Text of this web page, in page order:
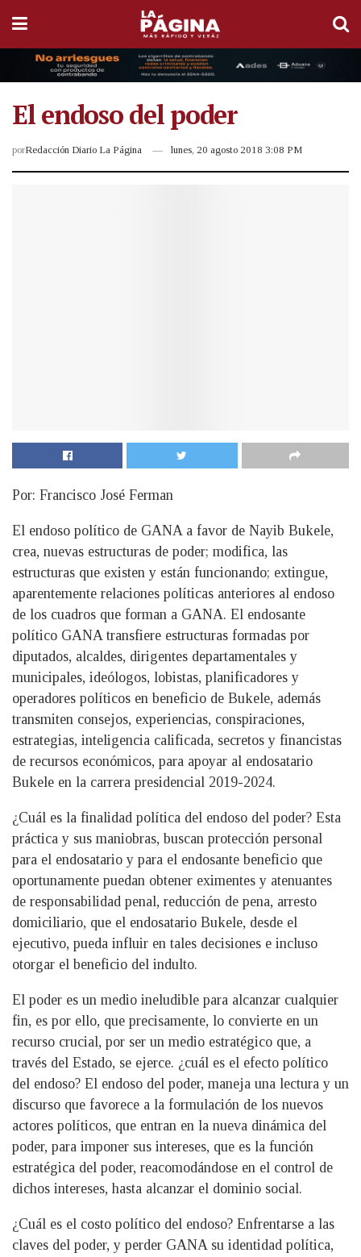
El endoso del poder
porRedacción Diario La Página lunes, 20 agosto 2018 3:08 PM
Por: Francisco José Ferman
El endoso político de GANA a favor de Nayib Bukele,
crea, nuevas estructuras de poder; modifica, las
estructuras que existen y están funcionando; extingue,
aparentemente relaciones políticas anteriores al endoso
de los cuadros que forman a GANA. El endosante
político GANA transfiere estructuras formadas por
diputados, alcaldes, dirigentes departamentales y
municipales, ideólogos, lobistas, planificadores y
operadores políticos en beneficio de Bukele, además
transmiten consejos, experiencias, conspiraciones,
estrategias, inteligencia calificada, secretos y financistas
de recursos económicos, para apoyar al endosatario
Bukele en la carrera presidencial 2019-2024.
¿Cuál es la finalidad política del endoso del poder? Esta
práctica y sus maniobras, buscan protección personal
para el endosatario y para el endosante beneficio que
oportunamente puedan obtener eximentes y atenuantes
de responsabilidad penal, reducción de pena, arresto
domiciliario, que el endosatario Bukele, desde el
ejecutivo, pueda influir en tales decisiones e incluso
otorgar el beneficio del indulto.
El poder es un medio ineludible para alcanzar cualquier
fin, es por ello, que precisamente, lo convierte en un
recurso crucial, por ser un medio estratégico que, a
través del Estado, se ejerce. ¿cuál es el efecto político
del endoso? El endoso del poder, maneja una lectura y un
discurso que favorece a la formulación de los nuevos
actores políticos, que entran en la nueva dinámica del
poder, para imponer sus intereses, que es la función
estratégica del poder, reacomodándose en el control de
dichos intereses, hasta alcanzar el dominio social.
¿Cuál es el costo político del endoso? Enfrentarse a las
claves del poder, y perder GANA su identidad política,